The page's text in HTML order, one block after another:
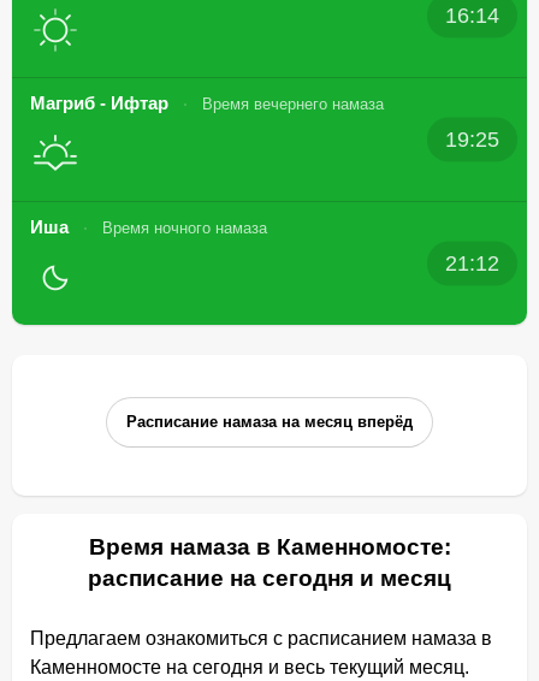
16:14
Магриб - Ифтар Время вечернего намаза
19:25
Иша Время ночного намаза
21:12
Расписание намаза на месяц вперёд
Время намаза в Каменномосте:
расписание на сегодня и месяц
Предлагаем ознакомиться с расписанием намаза в
Каменномосте на сегодня и весь текущий месяц.